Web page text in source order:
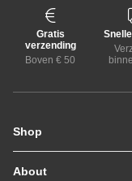
Gratis
verzending
Boven € 50
Shop
Zomerjassen
Jassen / Coats
About